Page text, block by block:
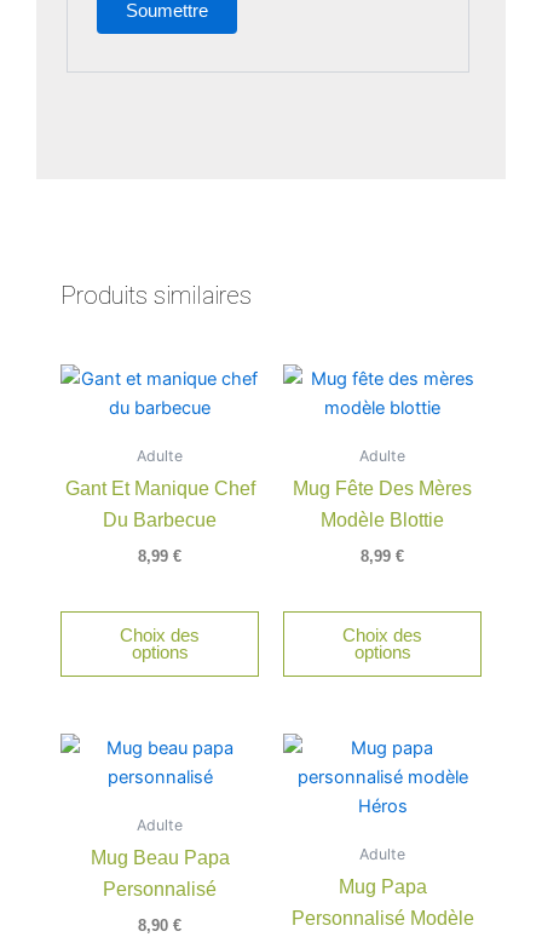
Produits similaires
Adulte
Gant Et Manique Chef
Du Barbecue
8,99 €
Choix des
options
Adulte
Mug Fête Des Mères
Modèle Blottie
8,99 €
Choix des
options
Adulte
Mug Beau Papa
Personnalisé
8,90 €
Adulte
Mug Papa
Personnalisé Modèle